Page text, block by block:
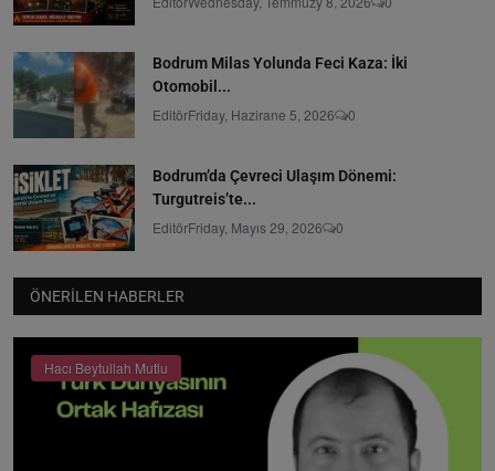
Bodrum Milas Yolunda Feci Kaza: İki
Otomobil...
EditörFriday, Hazirane 5, 2026 0
Bodrum’da Çevreci Ulaşım Dönemi:
Turgutreis’te...
EditörFriday, Mayıs 29, 2026 0
ÖNERILEN HABERLER
Hacı Beytullah Mutlu